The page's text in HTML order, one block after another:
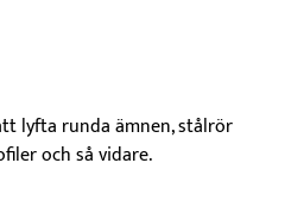
lyfta runda ämnen, stålrör
och så vidare.